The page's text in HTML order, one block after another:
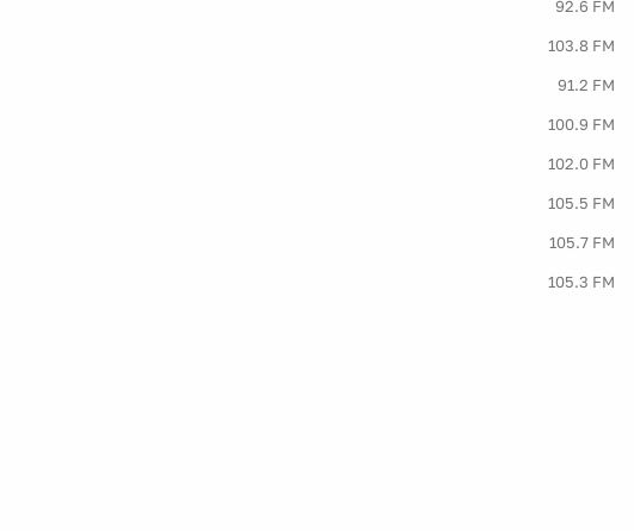
92.6 FM
103.8 FM
91.2 FM
100.9 FM
102.0 FM
105.5 FM
105.7 FM
105.3 FM